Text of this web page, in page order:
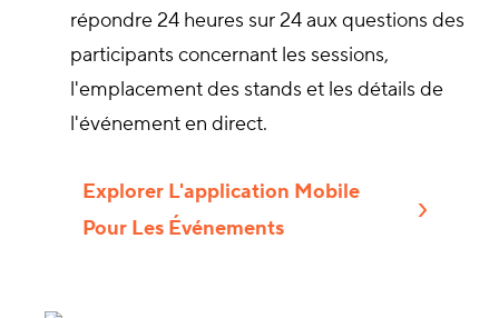
répondre 24 heures sur 24 aux questions des
participants concernant les sessions,
l'emplacement des stands et les détails de
l'événement en direct.
Explorer L'application Mobile
Pour Les Événements